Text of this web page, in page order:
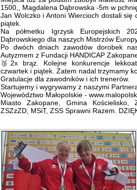
1500,, Magdalena Dąbrowska -5m w
Jan Wolczko i Antoni Wiercioch dostali
piątek.
Na półmetku Igrzysk Europejskich
Dąbrowskiego dla naszych Mistrzów
Po dwóch dniach zawodów dorobek
Autyzmem z Fundacji HANDICAP
🥉2x brąz. Kolejne konkurencje
czwartek i piątek. Zatem nadal trzymamy
Gratulacje dla zawodników i ich trenerów.
Startujemy i wygrywamy z naszymi
Województwo Małopolskie -
Miasto Zakopane, Gmina Kościelisko,
ZSZzZD, MSiT, ZSS Sprawni Razem.